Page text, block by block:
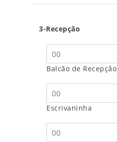
3-Recepção
Balcão de Recepção
Escrivaninha